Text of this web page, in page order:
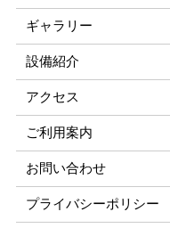
ギャラリー
設備紹介
アクセス
ご利用案内
お問い合わせ
プライバシーポリシー